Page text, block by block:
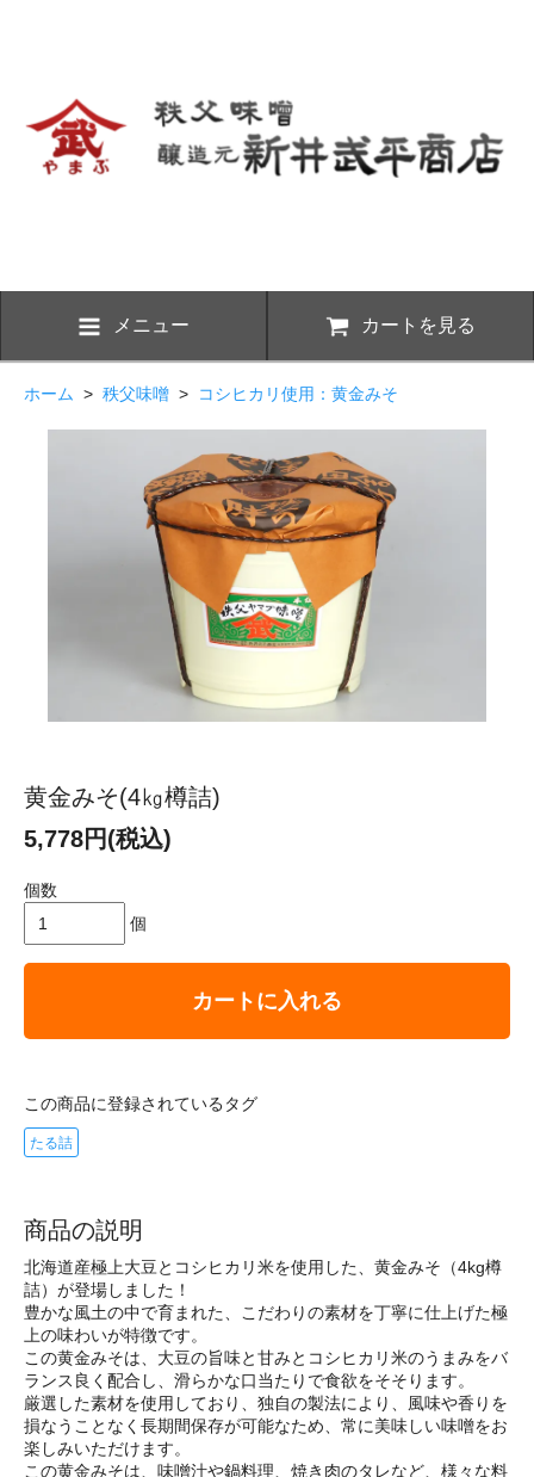
メニュー カートを見る
ホーム > 秩父味噌 > コシヒカリ使用：黄金みそ
黄金みそ(4㎏樽詰)
5,778円(税込)
個数
個
カートに入れる
この商品に登録されているタグ
たる詰
商品の説明
北海道産極上大豆とコシヒカリ米を使用した、黄金みそ（4kg樽
詰）が登場しました！
豊かな風土の中で育まれた、こだわりの素材を丁寧に仕上げた極
上の味わいが特徴です。
この黄金みそは、大豆の旨味と甘みとコシヒカリ米のうまみをバ
ランス良く配合し、滑らかな口当たりで食欲をそそります。
厳選した素材を使用しており、独自の製法により、風味や香りを
損なうことなく長期間保存が可能なため、常に美味しい味噌をお
楽しみいただけます。
この黄金みそは、味噌汁や鍋料理、焼き肉のタレなど、様々な料